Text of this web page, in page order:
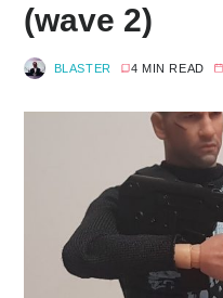
(wave 2)
BLASTER 4 MIN READ